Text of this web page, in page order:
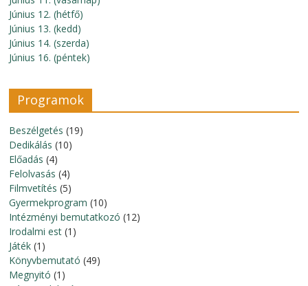
Június 12. (hétfő)
Június 13. (kedd)
Június 14. (szerda)
Június 16. (péntek)
Programok
Beszélgetés (19)
Dedikálás (10)
Előadás (4)
Felolvasás (4)
Filmvetítés (5)
Gyermekprogram (10)
Intézményi bemutatkozó (12)
Irodalmi est (1)
Játék (1)
Könyvbemutató (49)
Megnyitó (1)